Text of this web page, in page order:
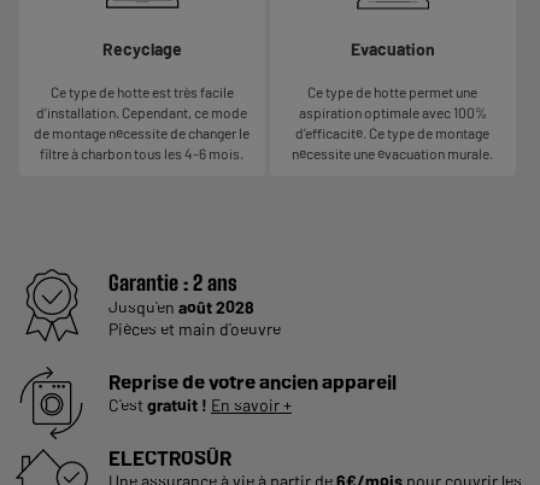
Recyclage
Ce type de hotte est très facile
d’installation. Cependant, ce mode
de montage nécessite de changer le
filtre à charbon tous les 4-6 mois.
Evacuation
Ce type de hotte permet une
aspiration optimale avec 100%
d’efficacité. Ce type de montage
nécessite une évacuation murale.
Garantie :2 ans
Jusqu'en août 2028
Pièces et main d'oeuvre
Reprise de votre ancien appareil
C'estgratuit ! En savoir +
ELECTROSÛR
Une assurance à vie à partir de6€/mois pour couvrir les